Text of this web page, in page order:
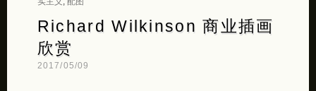
Richard Wilkinson 商业插画
欣赏
2017/05/09